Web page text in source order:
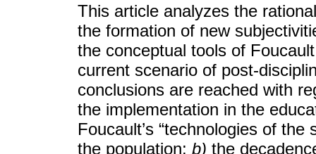
This article analyzes the
the formation of new
the conceptual tools of
current scenario of post-
conclusions are reached with
the implementation in the
Foucault’s “technologies of
the population; b) the